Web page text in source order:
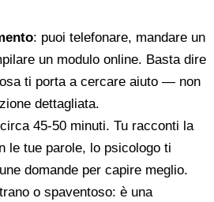
: puoi telefonare, mandare un
un modulo online. Basta dire
ti porta a cercare aiuto — non
dettagliata.
45-50 minuti. Tu racconti la
le tue parole, lo psicologo ti
domande per capire meglio.
o spaventoso: è una